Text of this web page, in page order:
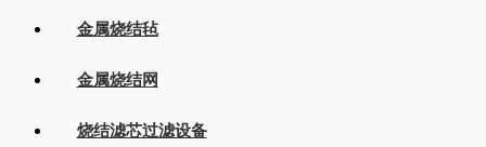
金属烧结毡
金属烧结网
烧结滤芯过滤设备